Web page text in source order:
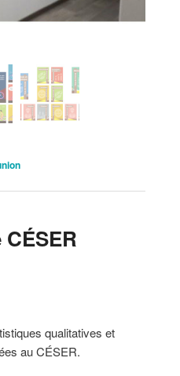
qualitatives et
au CÉSER.